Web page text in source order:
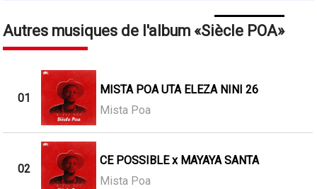
Autres musiques de l'album Siècle POA
01
MISTA POA UTA ELEZA NINI 26
Mista Poa
02
CE POSSIBLE x MAYAYA SANTA
Mista Poa